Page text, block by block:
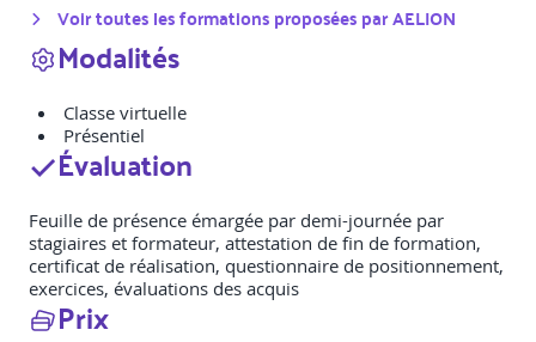
Voir toutes les formations proposées parAELION
Modalités
Classe virtuelle
Présentiel
Évaluation
Feuille de présence émargée par demi-journée par
stagiaires et formateur, attestation de fin de formation,
certificat de réalisation, questionnaire de positionnement,
exercices, évaluations des acquis
Prix